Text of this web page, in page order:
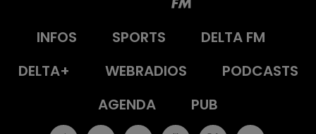
INFOS SPORTS
DELTA FM
DELTA+
WEBRADIOS
PODCASTS
AGENDA
PUB